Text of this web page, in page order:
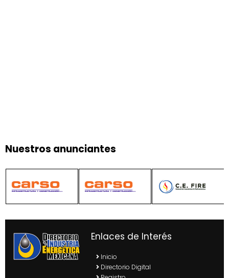
Nuestros anunciantes
Enlaces de Interés
Inicio
Directorio Digital